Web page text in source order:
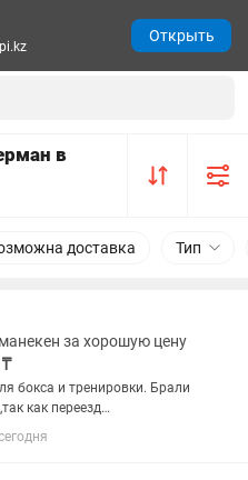
в
доставка Тип
за хорошую цену
₸
бокса и тренировки. Брали
как переезд
не большую скидку,
,состояние идеальное
Открыть